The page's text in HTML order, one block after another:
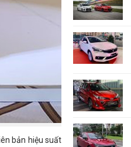
bản hiệu suất